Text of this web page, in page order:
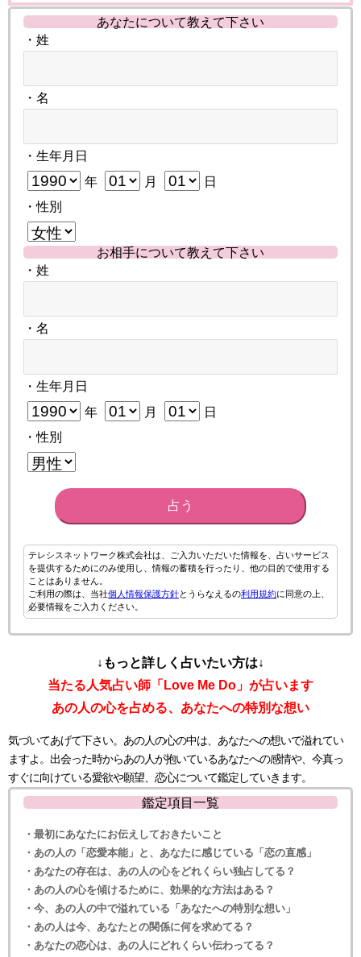
あなたについて教えて下さい
・姓
・名
・生年月日
年 月
日
・性別
お相手について教えて下さい
・姓
・名
・生年月日
年 月
日
・性別
占う
テレシスネットワーク株式会社は、ご入力いただいた情報を、占いサービス
を提供するためにのみ使用し、情報の蓄積を行ったり、他の目的で使用する
ことはありません。
ご利用の際は、当社個人情報保護方針とうらなえるの利用規約に同意の上、
必要情報をご入力ください。
↓もっと詳しく占いたい方は↓
当たる人気占い師「Love Me Do」が占います
あの人の心を占める、あなたへの特別な想い
気づいてあげて下さい。あの人の心の中は、あなたへの想いで溢れてい
ますよ。出会った時からあの人が抱いているあなたへの感情や、今真っ
すぐに向けている愛欲や願望、恋心について鑑定していきます。
鑑定項目一覧
・最初にあなたにお伝えしておきたいこと
・あの人の「恋愛本能」と、あなたに感じている「恋の直感」
・あなたの存在は、あの人の心をどれくらい独占してる？
・あの人の心を傾けるために、効果的な方法はある？
・今、あの人の中で溢れている「あなたへの特別な想い」
・あの人は今、あなたとの関係に何を求めてる？
・あなたの恋心は、あの人にどれくらい伝わってる？